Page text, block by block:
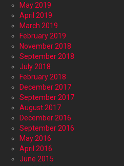
May 2019
April 2019
March 2019
February 2019
November 2018
September 2018
July 2018
February 2018
December 2017
September 2017
August 2017
December 2016
September 2016
May 2016
April 2016
June 2015